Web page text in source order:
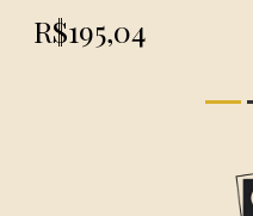
R$195,04